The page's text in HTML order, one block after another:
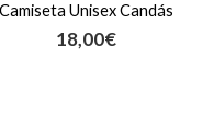
Camiseta Unisex Candás
18,00€